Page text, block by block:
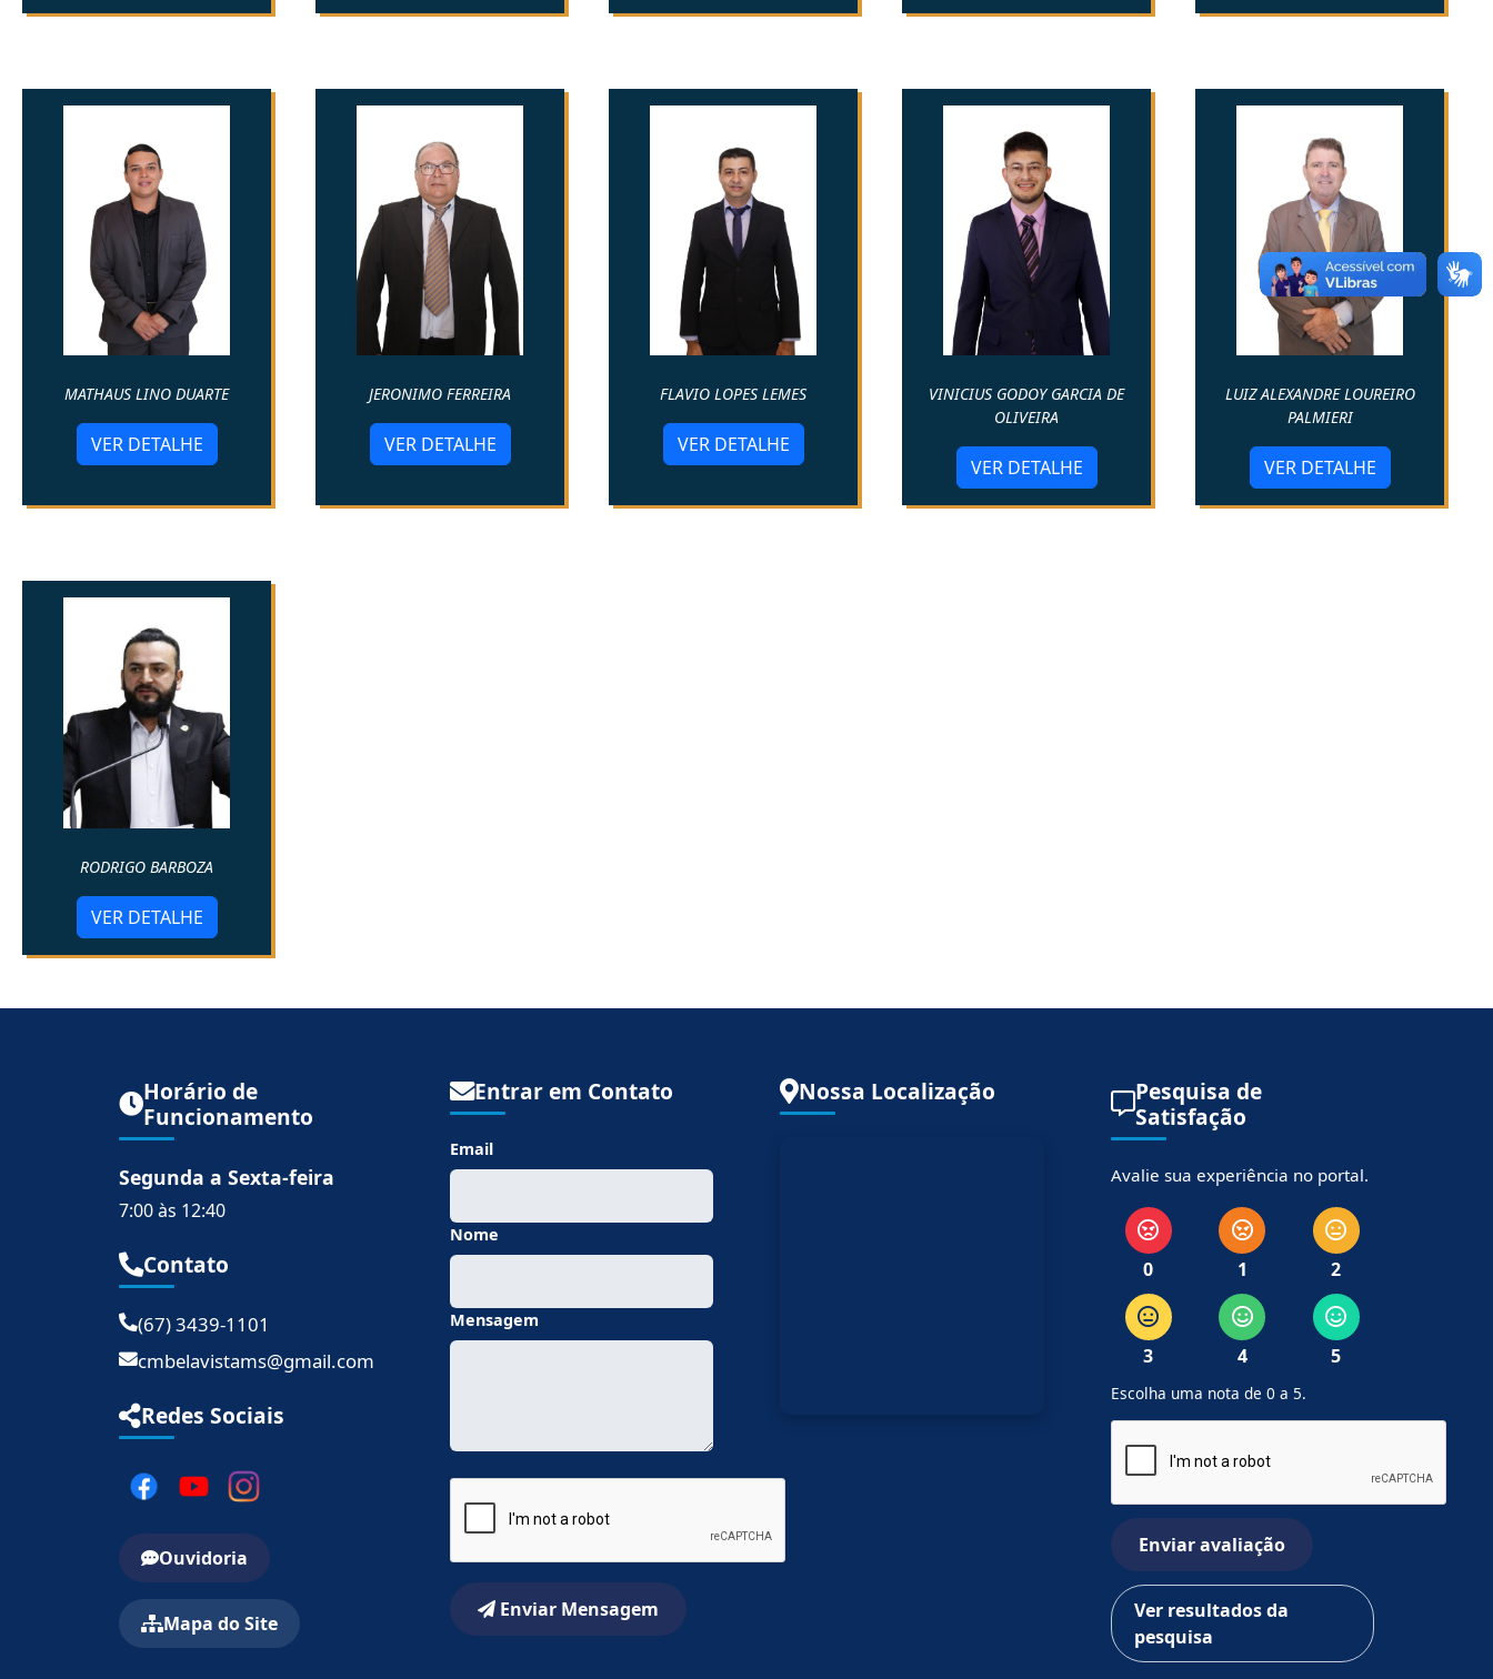
MATHAUS LINO DUARTE
VER DETALHE
JERONIMO FERREIRA
VER DETALHE
FLAVIO LOPES LEMES
VER DETALHE
VINICIUS GODOY GARCIA DE
OLIVEIRA
VER DETALHE
LUIZ ALEXANDRE LOUREIRO
PALMIERI
VER DETALHE
RODRIGO BARBOZA
VER DETALHE
Horário de
Funcionamento
Segunda a Sexta-feira
7:00 às 12:40
Contato
(67) 3439-1101
cmbelavistams@gmail.com
Redes Sociais
Ouvidoria
Mapa do Site
Entrar em Contato
Email
Nome
Mensagem
Enviar Mensagem
Nossa Localização
Pesquisa de
Satisfação
Avalie sua experiência no portal.
0 1 2
3 4 5
Escolha uma nota de 0 a 5.
Enviar avaliação
Ver resultados da
pesquisa